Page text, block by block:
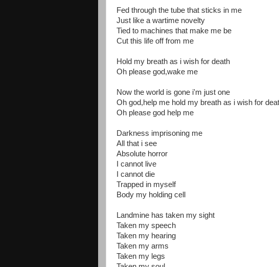
Fed through the tube that sticks in me
Just like a wartime novelty
Tied to machines that make me be
Cut this life off from me
Hold my breath as i wish for death
Oh please god,wake me
Now the world is gone i'm just one
Oh god,help me hold my breath as i wish for
Oh please god help me
Darkness imprisoning me
All that i see
Absolute horror
I cannot live
I cannot die
Trapped in myself
Body my holding cell
Landmine has taken my sight
Taken my speech
Taken my hearing
Taken my arms
Taken my legs